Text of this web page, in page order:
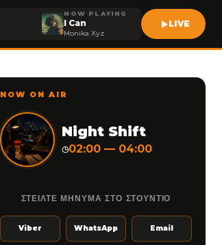
NOW PLAYING
I Can
Monika Xyz
LIVE
NOW ON AIR
Night Shift
◷02:00 — 04:00
ΣΤΕΙΛΤΕ ΜΗΝΥΜΑ ΣΤΟ ΣΤΟΥΝΤΙΟ
Viber WhatsApp Email